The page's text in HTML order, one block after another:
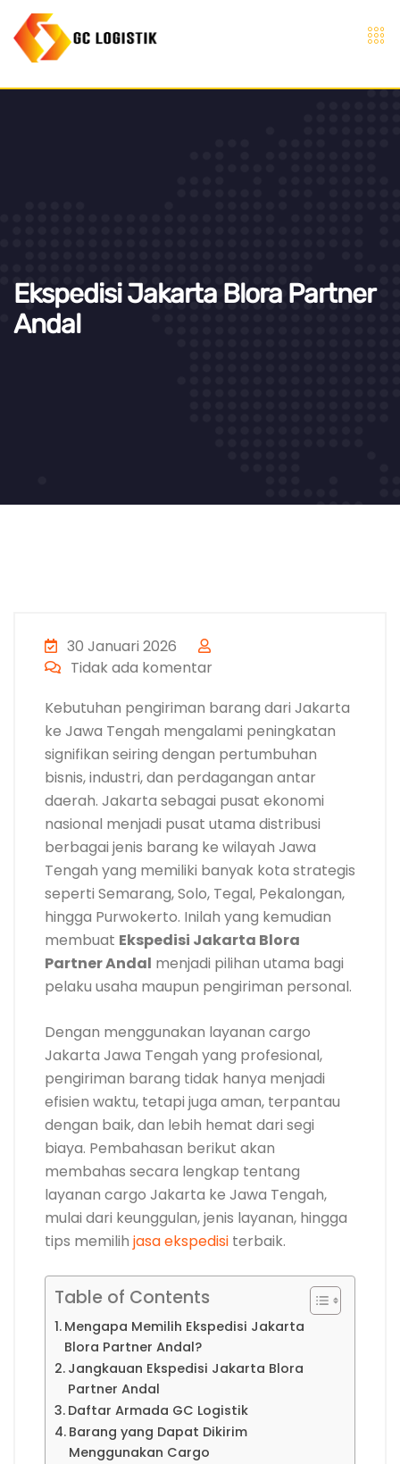
Ekspedisi Jakarta Blora Partner
Andal
30 Januari 2026
Tidak ada komentar
Kebutuhan pengiriman barang dari Jakarta
ke Jawa Tengah mengalami peningkatan
signifikan seiring dengan pertumbuhan
bisnis, industri, dan perdagangan antar
daerah. Jakarta sebagai pusat ekonomi
nasional menjadi pusat utama distribusi
berbagai jenis barang ke wilayah Jawa
Tengah yang memiliki banyak kota strategis
seperti Semarang, Solo, Tegal, Pekalongan,
hingga Purwokerto. Inilah yang kemudian
membuat Ekspedisi Jakarta Blora
Partner Andal menjadi pilihan utama bagi
pelaku usaha maupun pengiriman personal.
Dengan menggunakan layanan cargo
Jakarta Jawa Tengah yang profesional,
pengiriman barang tidak hanya menjadi
efisien waktu, tetapi juga aman, terpantau
dengan baik, dan lebih hemat dari segi
biaya. Pembahasan berikut akan
membahas secara lengkap tentang
layanan cargo Jakarta ke Jawa Tengah,
mulai dari keunggulan, jenis layanan, hingga
tips memilih jasa ekspedisi terbaik.
Table of Contents
Mengapa Memilih Ekspedisi Jakarta
Blora Partner Andal?
Jangkauan Ekspedisi Jakarta Blora
Partner Andal
Daftar Armada GC Logistik
Barang yang Dapat Dikirim
Menggunakan Cargo